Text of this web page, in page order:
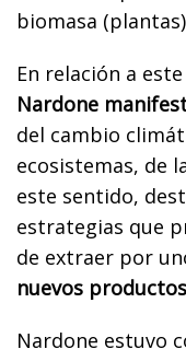
biomasa
En relación a
Nardone
del cambio
ecosistemas, de
este sentido,
estrategias que
de extraer por
nuevos
Nardone estuvo